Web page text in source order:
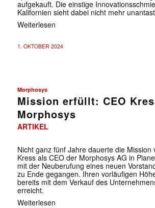
aufgekauft. Die einstige
Kalifornien sieht dabei nicht mehr
Weiterlesen
1. OKTOBER 2024
Morphosys
Mission erfüllt: CEO
Morphosys
ARTIKEL
Nicht ganz fünf Jahre dauerte die Mission
Kress als CEO der Morphosys AG in
mit der Neuberufung eines neuen
zu Ende gegangen. Ihren vorläufigen
bereits mit dem Verkauf des
erreicht.
Weiterlesen